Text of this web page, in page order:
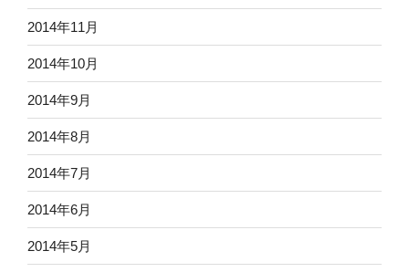
2014年11月
2014年10月
2014年9月
2014年8月
2014年7月
2014年6月
2014年5月